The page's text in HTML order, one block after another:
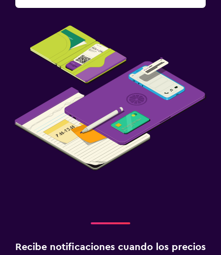
Recibe notificaciones cuando los precios